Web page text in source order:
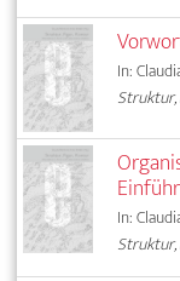
In:
In: